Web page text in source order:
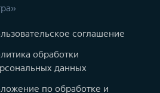
соглашение
обработки
данных
по обработке и